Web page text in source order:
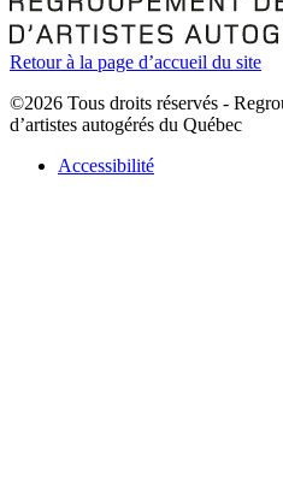
Retour à la page d’accueil du site
©2026 Tous droits réservés -
d’artistes autogérés du Québec
Accessibilité